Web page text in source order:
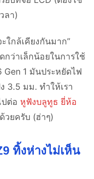
ลา)
ใกล้เคียงกันมาก”
กว่าเล็กน้อยในการใช้
Gen 1 มันประหยัดไฟ
3.5 มม. ทำให้เรา
ต่อ หูฟังบลูทูธ ยี่ห้อ
วยครับ (ฮ่าๆ)
ทิ้งห่างไม่เห็น